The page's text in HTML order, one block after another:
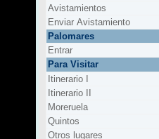
Avistamientos
Enviar Avistamiento
Palomares
Entrar
Para Visitar
Itinerario I
Itinerario II
Moreruela
Quintos
Otros lugares